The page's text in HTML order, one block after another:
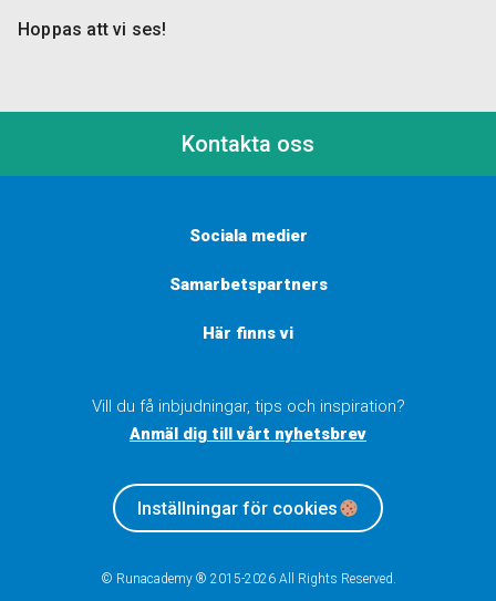
Hoppas att vi ses!
Kontakta oss
Sociala medier
Samarbetspartners
Här finns vi
Vill du få inbjudningar, tips och inspiration?
Anmäl dig till vårt nyhetsbrev
Inställningar för cookies
© Runacademy ® 2015-2026 All Rights Reserved.